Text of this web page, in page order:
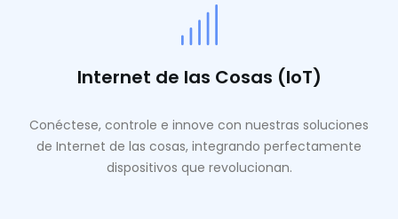
Internet de las Cosas (IoT)
Conéctese, controle e innove con nuestras soluciones
de Internet de las cosas, integrando perfectamente
dispositivos que revolucionan.